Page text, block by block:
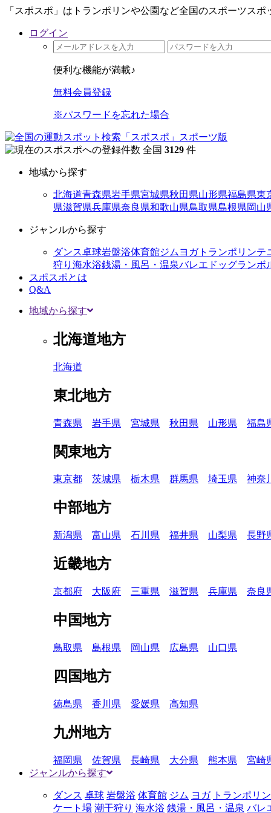
「スポスポ」はトランポリンや公園など全国のスポーツス
ログイン
便利な機能が満載♪
無料会員登録
※パスワードを忘れた場合
全国 3129 件
地域から探す
北海道青森県岩手県宮城県秋田県山形県福島県東
県滋賀県兵庫県奈良県和歌山県鳥取県島根県岡山
ジャンルから探す
ダンス卓球岩盤浴体育館ジム ヨガトランポリンテ
狩り 海水浴銭湯・風呂・温泉バレエ ドッグランボ
スポスポとは
Q&A
地域から探す
北海道地方
北海道
東北地方
青森県 岩手県 宮城県 秋田県 山形県 福島
関東地方
東京都 茨城県 栃木県 群馬県 埼玉県 神奈
中部地方
新潟県 富山県 石川県 福井県 山梨県 長野
近畿地方
京都府 大阪府 三重県 滋賀県 兵庫県 奈良
中国地方
鳥取県 島根県 岡山県 広島県 山口県
四国地方
徳島県 香川県 愛媛県 高知県
九州地方
福岡県 佐賀県 長崎県 大分県 熊本県 宮崎
ジャンルから探す
ダンス 卓球 岩盤浴 体育館 ジム ヨガ トランポリン
ケート場 潮干狩り 海水浴 銭湯・風呂・温泉 バレ